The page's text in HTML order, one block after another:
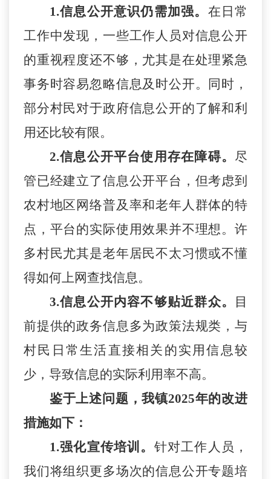
1.信息公开意识仍需加强。 在日常
工作中发现，一些工作人员对信息公开
的重视程度还不够，尤其是在处理紧急
事务时容易忽略信息及时公开。同时，
部分村民对于政府信息公开的了解和利
用还比较有限。
2.信息公开平台使用存在障碍。 尽
管已经建立了信息公开平台，但考虑到
农村地区网络普及率和老年人群体的特
点，平台的实际使用效果并不理想。许
多村民尤其是老年居民不太习惯或不懂
得如何上网查找信息。
3.信息公开内容不够贴近群众。
目
前提供的政务信息多为政策法规类，与
村民日常生活直接相关的实用信息较
少，导致信息的实际利用率不高。
鉴于上述问题，我镇2025年的改进
措施如下：
1.强化宣传培训 。 针对工作人员，
我们将组织更多场次的信息公开专题培